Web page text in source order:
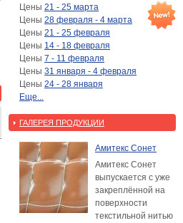
Цены 21 - 25 марта
Цены 28 февраля - 4 марта
Цены 21 - 25 февраля
Цены 14 - 18 февраля
Цены 7 - 11 февраля
Цены 31 января - 4 февраля
Цены 24 - 28 января
Еще...
ГАЛЕРЕЯ ПРОДУКЦИИ
Амитекс Сонет
Амитекс Сонет
выпускается с уже
закреплённой на
поверхности
текстильной нитью